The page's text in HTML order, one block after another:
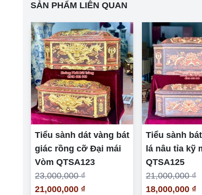
SẢN PHẨM LIÊN QUAN
Tiểu sành dát vàng bát
giác rồng cỡ Đại mái
Vòm QTSA123
23,000,000 ₫
21,000,000 ₫
Tiểu sành
lá nâu tỉa kỹ
QTSA125
21,000,000 ₫
18,000,000 ₫